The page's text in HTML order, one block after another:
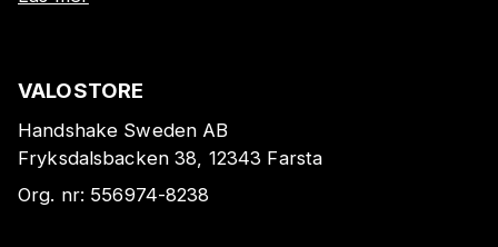
VALOSTORE
Handshake Sweden AB
Fryksdalsbacken 38, 12343 Farsta
Org. nr: 556974-8238